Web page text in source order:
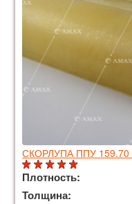
СКОРЛУПА ППУ
Плотность:
Толщина: